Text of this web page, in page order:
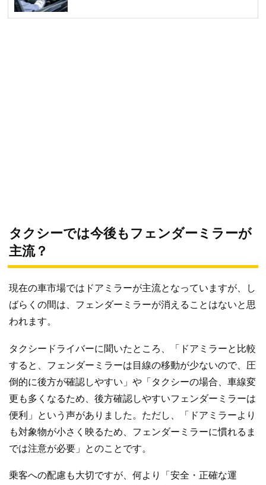
タクシーでは今後もフェンダーミラーが
主流？
現在の車市場ではドアミラーが主流となっていますが、し
ばらくの間は、フェンダーミラーが消えることはないと思
われます。
タクシードライバーに聞いたところ、「ドアミラーと比較
すると、フェンダーミラーは目線の移動が少ないので、圧
倒的に後方が確認しやすい」や「タクシーの場合、車線変
更も多くなるため、後方確認しやすいフェンダーミラーは
便利」という声がありました。ただし、「ドアミラーより
も対象物が小さく映るため、フェンダーミラーに慣れるま
では注意が必要」とのことです。
乗客への配慮も大切ですが、何より「安全・正確な運